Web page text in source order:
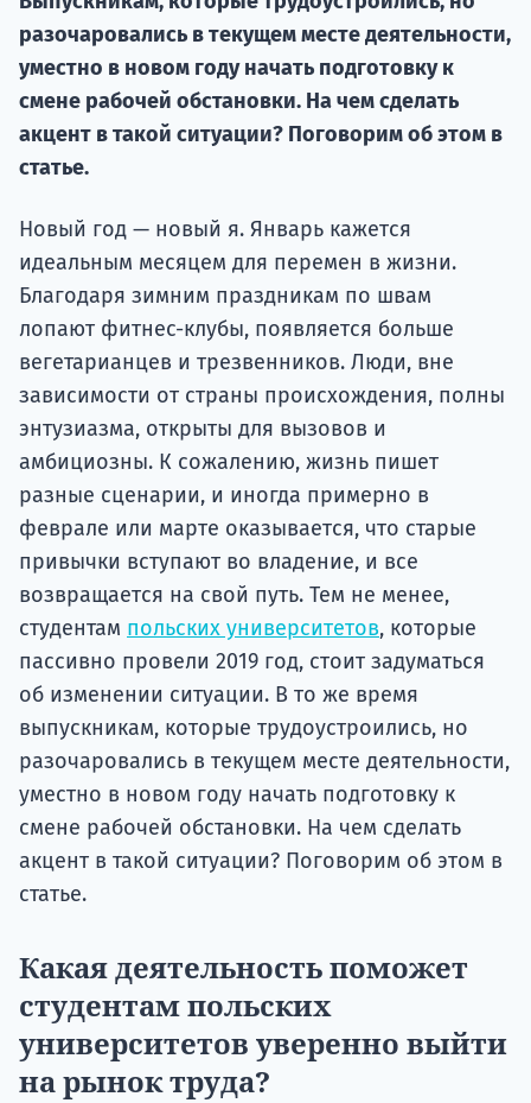
разочаровались в текущем месте деятельности,
уместно в новом году начать подготовку к
смене рабочей обстановки. На чем сделать
акцент в такой ситуации? Поговорим об этом в
статье.
Новый год — новый я. Январь кажется
идеальным месяцем для перемен в жизни.
Благодаря зимним праздникам по швам
лопают фитнес-клубы, появляется больше
вегетарианцев и трезвенников. Люди, вне
зависимости от страны происхождения, полны
энтузиазма, открыты для вызовов и
амбициозны. К сожалению, жизнь пишет
разные сценарии, и иногда примерно в
феврале или марте оказывается, что старые
привычки вступают во владение, и все
возвращается на свой путь. Тем не менее,
студентам польских университетов, которые
пассивно провели 2019 год, стоит задуматься
об изменении ситуации. В то же время
выпускникам, которые трудоустроились, но
разочаровались в текущем месте деятельности,
уместно в новом году начать подготовку к
смене рабочей обстановки. На чем сделать
акцент в такой ситуации? Поговорим об этом в
статье.
Какая деятельность поможет
студентам польских
университетов уверенно выйти
на рынок труда?